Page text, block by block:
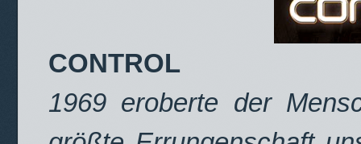
CONTROL
1969 eroberte der